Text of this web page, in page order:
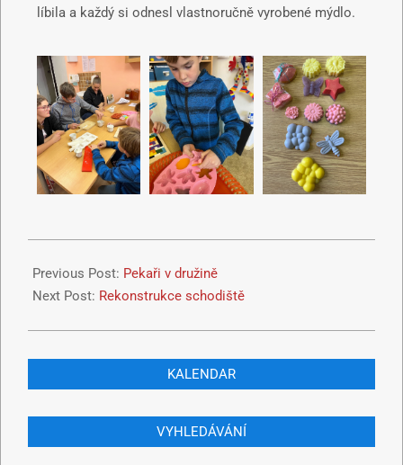
líbila a každý si odnesl vlastnoručně vyrobené mýdlo.
Previous Post: Pekaři v družině
Next Post: Rekonstrukce schodiště
KALENDAR
VYHLEDÁVÁNÍ